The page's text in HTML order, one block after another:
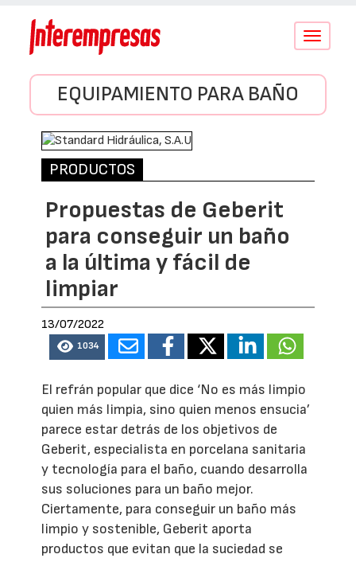
Conmutar
EQUIPAMIENTO PARA BAÑO
PRODUCTOS
Propuestas de Geberit
para conseguir un baño
a la última y fácil de
limpiar
13/07/2022
1034
El refrán popular que dice ‘No es más limpio
quien más limpia, sino quien menos ensucia’
parece estar detrás de los objetivos de
Geberit, especialista en porcelana sanitaria
y tecnología para el baño, cuando desarrolla
sus soluciones para un baño mejor.
Ciertamente, para conseguir un baño más
limpio y sostenible, Geberit aporta
productos que evitan que la suciedad se